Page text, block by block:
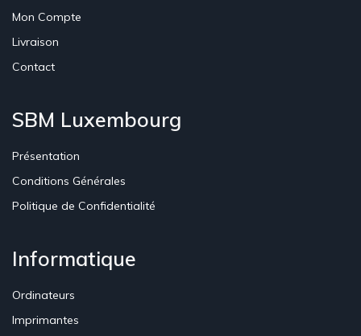
Mon Compte
Livraison
Contact
SBM Luxembourg
Présentation
Conditions Générales
Politique de Confidentialité
Informatique
Ordinateurs
Imprimantes